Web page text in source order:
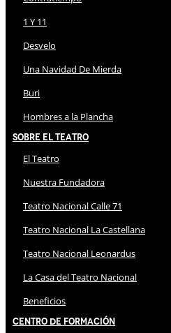
1 Y 11
Desvelo
Una Navidad De Mierda
Buri
Hombres a la Plancha
Sobre El Teatro
El Teatro
Nuestra Fundadora
Teatro Nacional Calle 71
Teatro Nacional La Castellana
Teatro Nacional Leonardus
La Casa del Teatro Nacional
Beneficios
Centro de Formación